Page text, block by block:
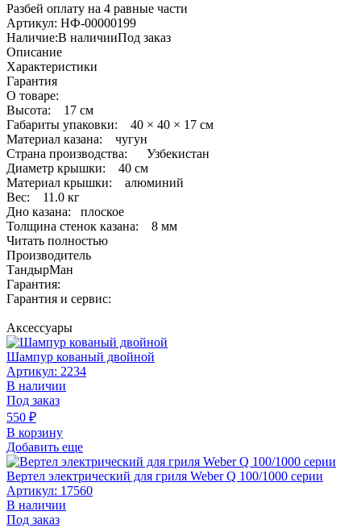
Разбей оплату на 4 равные части
Артикул: НФ-00000199
Наличие:В наличииПод заказ
Описание
Характеристики
Гарантия
О товаре:
Высота: 17 см
Габариты упаковки: 40 × 40 × 17 см
Материал казана: чугун
Страна производства: Узбекистан
Диаметр крышки: 40 см
Материал крышки: алюминий
Вес: 11.0 кг
Дно казана: плоское
Толщина стенок казана: 8 мм
Читать полностью
Производитель
ТандырМан
Гарантия:
Гарантия и сервис:
Аксессуары
Шампур кованый двойной
Артикул: 2234
В наличии
Под заказ
550 ₽
В корзину
Добавить еще
Вертел электрический для гриля Weber Q 100/1000 серии
Артикул: 17560
В наличии
Под заказ